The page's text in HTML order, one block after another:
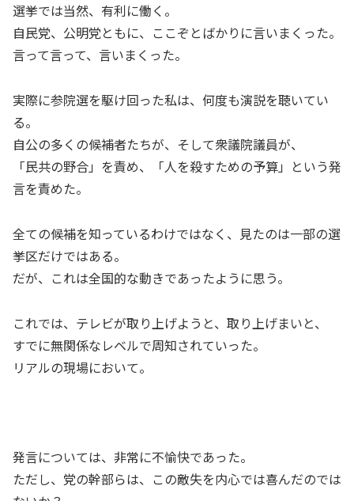
選挙では当然、有利に働く。
自民党、公明党ともに、ここぞとばかりに言いまくった。
言って言って、言いまくった。
実際に参院選を駆け回った私は、何度も演説を聴いてい
る。
自公の多くの候補者たちが、そして衆議院議員が、
「民共の野合」を責め、「人を殺すための予算」という発
言を責めた。
全ての候補を知っているわけではなく、見たのは一部の選
挙区だけではある。
だが、これは全国的な動きであったように思う。
これでは、テレビが取り上げようと、取り上げまいと、
すでに無関係なレベルで周知されていった。
リアルの現場において。
発言については、非常に不愉快であった。
ただし、党の幹部らは、この敵失を内心では喜んだのでは